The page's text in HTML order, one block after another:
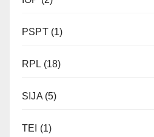
PSPT(1)
RPL (18)
SIJA(5)
TEI (1)